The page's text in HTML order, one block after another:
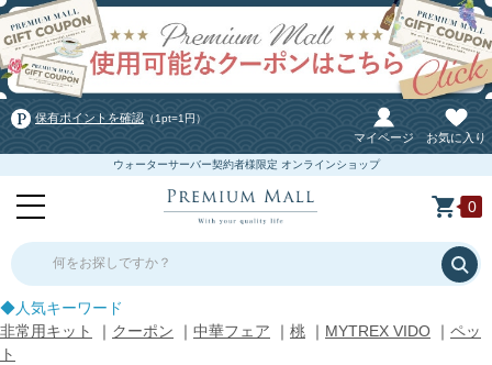
保有ポイントを確認 （1pt=1円）
マイページ お気に入り
ウォーターサーバー契約者様限定 オンラインショップ
0
何をお探しですか？
◆人気キーワード
非常用キット
｜ クーポン ｜ 中華フェア ｜ 桃 ｜ MYTREX VIDO ｜ ペッ
ト